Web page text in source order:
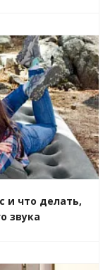
и что делать,
звука